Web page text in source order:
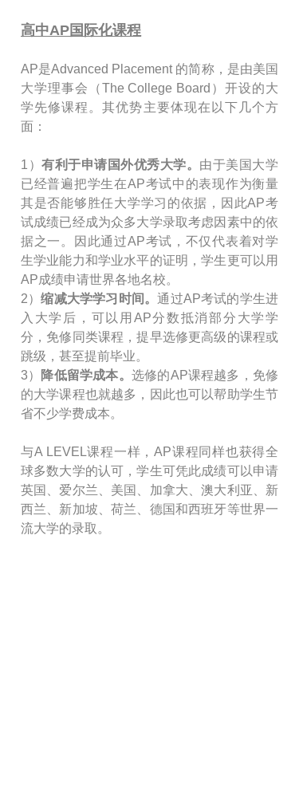
高中AP国际化课程
AP是Advanced Placement 的简称，是由美国
大学理事会（The College Board）开设的大
学先修课程。其优势主要体现在以下几个方
面：
1）有利于申请国外优秀大学。 由于美国大学
已经普遍把学生在AP考试中的表现作为衡量
其是否能够胜任大学学习的依据，因此AP考
试成绩已经成为众多大学录取考虑因素中的依
据之一。因此通过AP考试，不仅代表着对学
生学业能力和学业水平的证明，学生更可以用
AP成绩申请世界各地名校。
2）缩减大学学习时间。通过AP考试的学生进
入大学后，可以用AP分数抵消部分大学学
分，免修同类课程，提早选修更高级的课程或
跳级，甚至提前毕业。
3） 降低留学成本。 选修的AP课程越多，免修
的大学课程也就越多，因此也可以帮助学生节
省不少学费成本。
与A LEVEL课程一样，AP课程同样也获得全
球多数大学的认可，学生可凭此成绩可以申请
英国、爱尔兰、美国、加拿大、澳大利亚、新
西兰、新加坡、荷兰、德国和西班牙等世界一
流大学的录取。